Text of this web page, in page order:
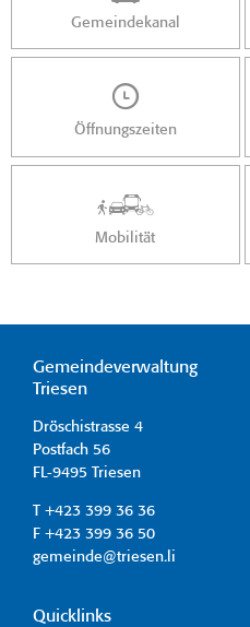
Gemeindekanal
Öffnungszeiten
Mobilität
Gemeindeverwaltung
Triesen
Dröschistrasse 4
Postfach 56
FL-9495 Triesen
T +423 399 36 36
F +423 399 36 50
gemeinde@triesen.li
Quicklinks